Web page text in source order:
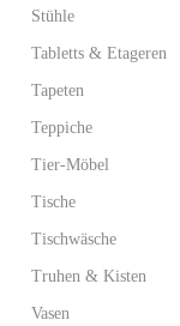
Stühle
Tabletts & Etageren
Tapeten
Teppiche
Tier-Möbel
Tische
Tischwäsche
Truhen & Kisten
Vasen